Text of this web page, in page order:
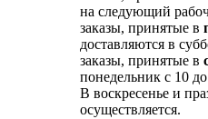
на следующий
заказы, принятые в
доставляются в
заказы, принятые в
понедельник с 10
В воскресенье и
осуществляется.